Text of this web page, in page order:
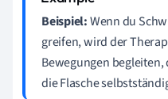
Beispiel:Wenn du
greifen, wird der
Bewegungen
die Flasche